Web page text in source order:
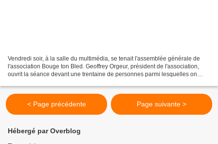
Vendredi soir, à la salle du multimédia, se tenait l'assemblée générale de
l'association Bouge ton Bled. Geoffrey Orgeur, président de l'association,
ouvrit la séance devant une trentaine de personnes parmi lesquelles on
< Page précédente Page suivante >
Hébergé par Overblog